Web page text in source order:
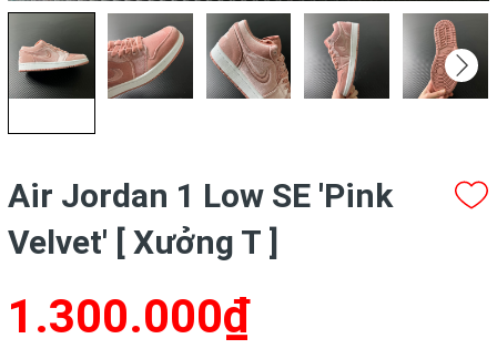
Air Jordan 1 Low SE 'Pink
Velvet' [ Xưởng T ]
1.300.000₫